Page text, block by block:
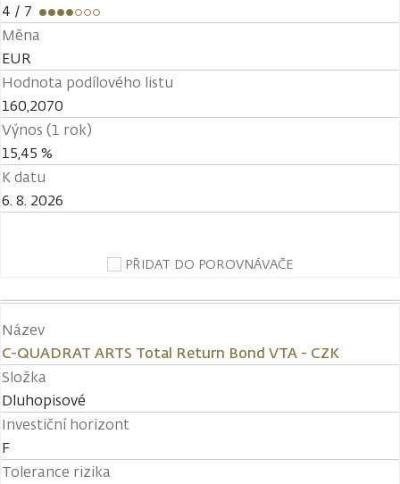
4 / 7
Měna
EUR
Hodnota podílového listu
160,2070
Výnos (1 rok)
15,45 %
K datu
6. 8. 2026
PŘIDAT DO POROVNÁVAČE
Název
C-QUADRAT ARTS Total Return Bond VTA - CZK
Složka
Dluhopisové
Investiční horizont
F
Tolerance rizika